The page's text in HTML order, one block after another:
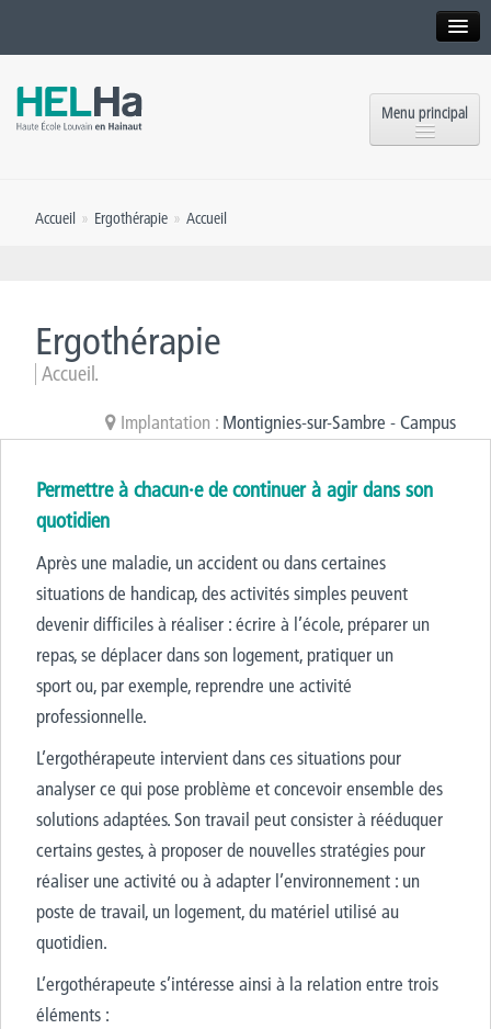
Formation continue et Recherche
Menu principal
Accueil » Ergothérapie » Accueil
Ergothérapie
Accueil.
Implantation : Montignies-sur-Sambre - Campus
Permettre à chacun·e de continuer à agir dans son
quotidien
Après une maladie, un accident ou dans certaines
situations de handicap, des activités simples peuvent
devenir difficiles à réaliser : écrire à l’école, préparer un
repas, se déplacer dans son logement, pratiquer un
sport ou, par exemple, reprendre une activité
professionnelle.
L’ergothérapeute intervient dans ces situations pour
analyser ce qui pose problème et concevoir ensemble des
solutions adaptées. Son travail peut consister à rééduquer
certains gestes, à proposer de nouvelles stratégies pour
réaliser une activité ou à adapter l’environnement : un
poste de travail, un logement, du matériel utilisé au
quotidien.
L’ergothérapeute s’intéresse ainsi à la relation entre trois
éléments :